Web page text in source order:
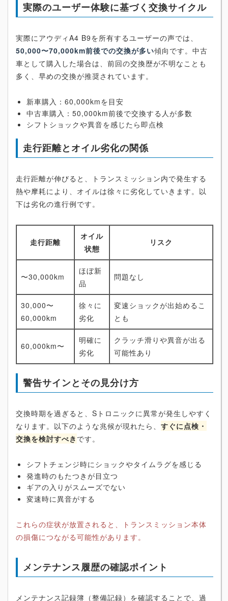
実際のユーザー体験に基づく交換サイクル
実際にアウディA4 B9を所有するユーザーの声では、
50,000〜70,000km前後での交換が多い傾向です。中古
車として購入した場合は、前回の交換歴が不明なことも
多く、早めの交換が推奨されています。
新車購入：60,000kmを目安
中古車購入：50,000km前後で交換する人が多数
シフトショックや異音を感じたら即点検
走行距離とオイル劣化の関係
走行距離が伸びると、トランスミッション内で発生する
熱や摩耗により、オイルは徐々に劣化していきます。以
下は劣化の進行例です。
走行距離
オイル
状態
リスク
〜30,000km
ほぼ新
品
問題なし
30,000〜
60,000km
徐々に
劣化
変速ショックが出始めるこ
とも
60,000km〜
明確に
劣化
クラッチ滑りや異音が出る
可能性あり
警告サインとその見分け方
交換時期を過ぎると、Sトロニックに異常が発生しやすく
なります。以下のような兆候が現れたら、 すぐに点検・
交換を検討すべき です。
シフトチェンジ時にショックやタイムラグを感じる
発進時のもたつきが目立つ
ギアの入りがスムーズでない
変速時に異音がする
これらの症状が放置されると、トランスミッション本体
の損傷につながる可能性があります。
メンテナンス履歴の確認ポイント
メンテナンス記録簿（整備記録）を確認することで、過